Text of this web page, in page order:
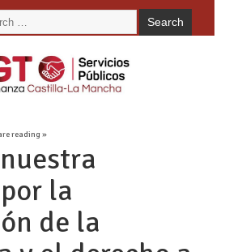
reading »
la
de la